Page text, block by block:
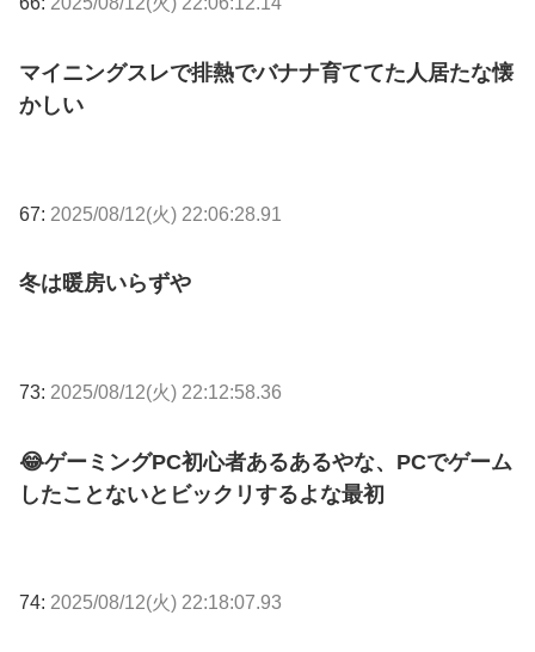
マイニングスレで排熱でバナナ育ててた人居たな懐
かしい
67: 2025/08/12(火) 22:06:28.91
冬は暖房いらずや
73: 2025/08/12(火) 22:12:58.36
😂ゲーミングPC初心者あるあるやな、PCでゲーム
したことないとビックリするよな最初
74: 2025/08/12(火) 22:18:07.93